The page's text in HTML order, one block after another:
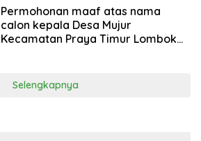
Agustus 1, 2026
Permohonan maaf atas nama
calon kepala Desa Mujur
Kecamatan Praya Timur Lombok
Selengkapnya